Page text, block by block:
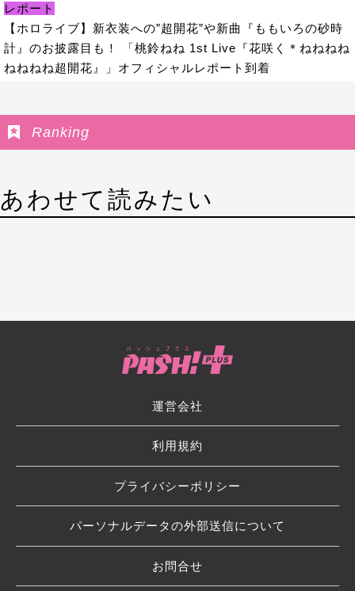
レポート
【ホロライブ】新衣装への”超開花”や新曲『ももいろの砂時
計』のお披露目も！ 「桃鈴ねね 1st Live『花咲く＊ねねねね
ねねねね超開花』」オフィシャルレポート到着
Ranking
あわせて読みたい
運営会社
利用規約
プライバシーポリシー
パーソナルデータの外部送信について
お問合せ